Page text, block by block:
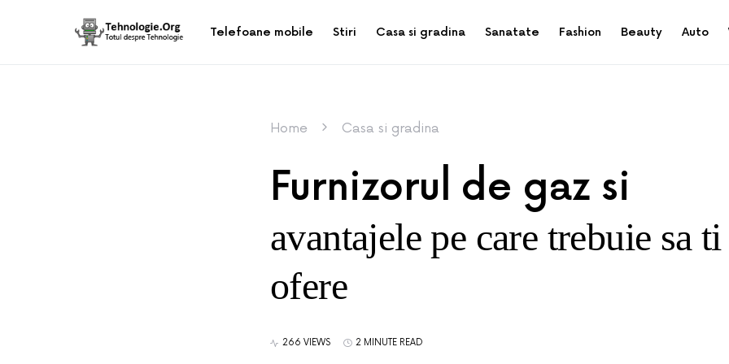
Telefoane mobile Stiri Casa si gradina Sanatate Fashion Beauty Auto
Home Casa si gradina
Furnizorul de gaz si
avantajele pe care trebuie sa
ofere
266 VIEWS 2 MINUTE READ